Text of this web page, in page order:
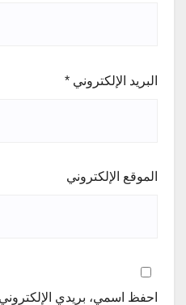
البريد الإلكتروني *
الموقع الإلكتروني
احفظ اسمي، بريدي